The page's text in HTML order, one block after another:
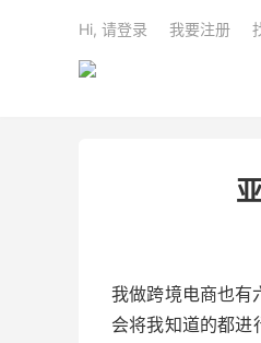
Hi, 请登录 我要注册
我做跨境电商也有
会将我知道的都